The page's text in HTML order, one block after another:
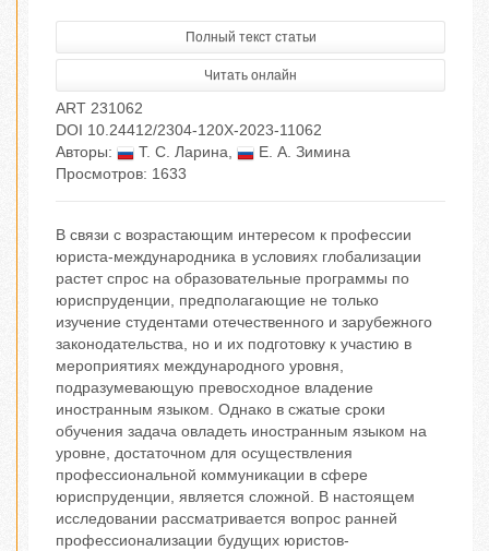
Полный текст статьи
Читать онлайн
ART 231062
DOI 10.24412/2304-120X-2023-11062
Авторы:
Т. С. Ларина,
Е. А. Зимина
Просмотров: 1633
В связи с возрастающим интересом к профессии
юриста-международника в условиях глобализации
растет спрос на образовательные программы по
юриспруденции, предполагающие не только
изучение студентами отечественного и зарубежного
законодательства, но и их подготовку к участию в
мероприятиях международного уровня,
подразумевающую превосходное владение
иностранным языком. Однако в сжатые сроки
обучения задача овладеть иностранным языком на
уровне, достаточном для осуществления
профессиональной коммуникации в сфере
юриспруденции, является сложной. В настоящем
исследовании рассматривается вопрос ранней
профессионализации будущих юристов-